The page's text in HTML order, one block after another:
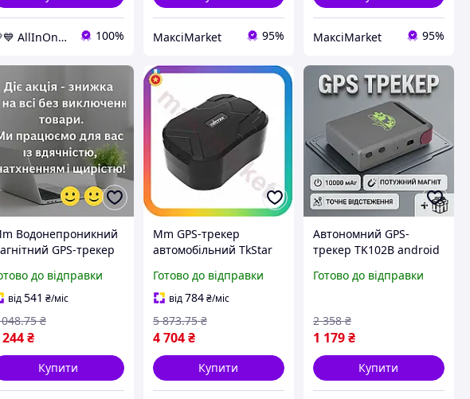
💛💙 AllInOne - знаходь все необхідне в одному магазині! 100% МаксіMarket 95% МаксіMarket 95%
Водонепроникний
GPS-трекер
10400
для тривалого
до відправки
від541 ₴/міс
₴
.75 ₴
Купити
Mm GPS-трекер
автомобільний TkStar
автономний пристрій
для відстеження
Готово до відправки
від784 ₴/міс
4 704 ₴
5 873.75 ₴
Купити
Автономний GPS-
трекер TK102B android
магніт персональний
кишеньковий
Готово до відправки
1 179₴
2 358 ₴
Купити